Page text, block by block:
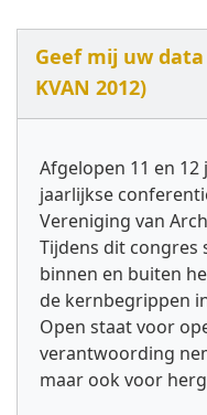
Geef mij uw
KVAN 2012)
Afgelopen 11 en
jaarlijkse
Vereniging van
Tijdens dit congres
binnen en buiten
de kernbegrippen
Open staat voor
verantwoording
maar ook voor